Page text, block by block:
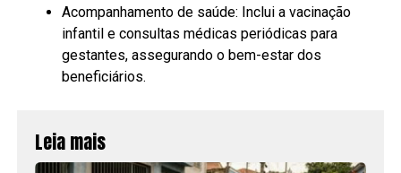
Acompanhamento de saúde: Inclui a vacinação
infantil e consultas médicas periódicas para
gestantes, assegurando o bem-estar dos
beneficiários.
Leia mais